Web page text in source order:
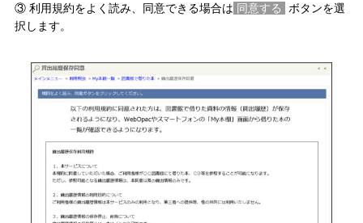
③ 利用規約をよく読み、同意できる場合は 同意する
ボタンを選
択します。